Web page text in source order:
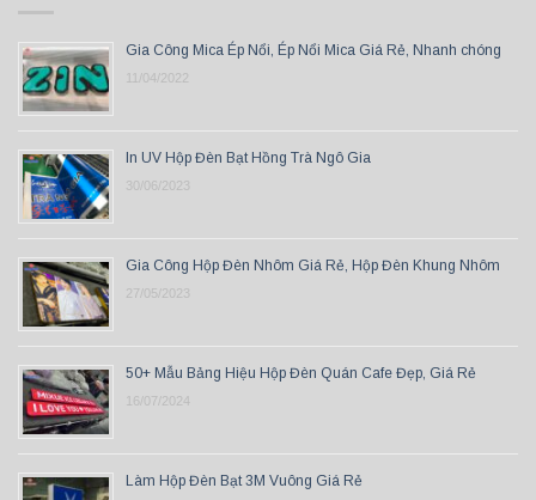
Gia Công Mica Ép Nổi, Ép Nổi Mica Giá Rẻ, Nhanh chóng
11/04/2022
In UV Hộp Đèn Bạt Hồng Trà Ngô Gia
30/06/2023
Gia Công Hộp Đèn Nhôm Giá Rẻ, Hộp Đèn Khung Nhôm
27/05/2023
50+ Mẫu Bảng Hiệu Hộp Đèn Quán Cafe Đẹp, Giá Rẻ
16/07/2024
Làm Hộp Đèn Bạt 3M Vuông Giá Rẻ